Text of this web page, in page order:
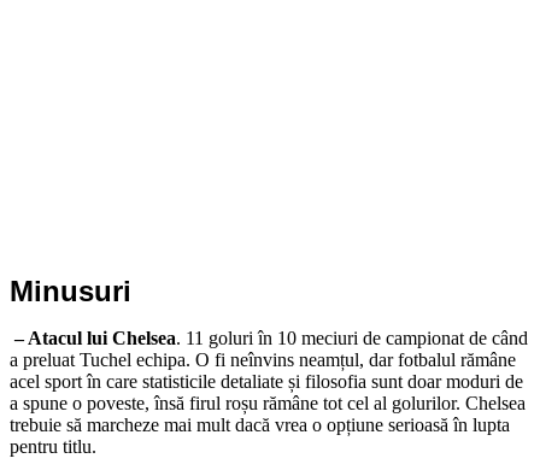
Minusuri
– Atacul lui Chelsea. 11 goluri în 10 meciuri de campionat de când
a preluat Tuchel echipa. O fi neînvins neamțul, dar fotbalul rămâne
acel sport în care statisticile detaliate și filosofia sunt doar moduri de
a spune o poveste, însă firul roșu rămâne tot cel al golurilor. Chelsea
trebuie să marcheze mai mult dacă vrea o opțiune serioasă în lupta
pentru titlu.